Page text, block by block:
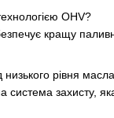
OHV?
кращу
низького рівня
захисту,